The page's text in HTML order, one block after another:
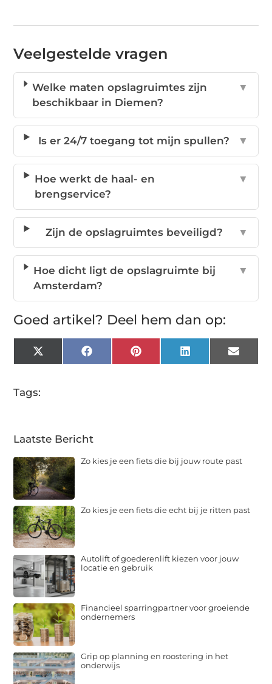
Veelgestelde vragen
Welke maten opslagruimtes zijn
beschikbaar in Diemen?
▼
Is er 24/7 toegang tot mijn spullen? ▼
Hoe werkt de haal- en
brengservice?
▼
Zijn de opslagruimtes beveiligd? ▼
Hoe dicht ligt de opslagruimte bij
Amsterdam?
▼
Goed artikel? Deel hem dan op:
X
(Twitter)
FacebookPinterestLinkedInEmail
Tags:
Laatste Bericht
Zo kies je een fiets die bij jouw route past
Zo kies je een fiets die echt bij je ritten past
Autolift of goederenlift kiezen voor jouw
locatie en gebruik
Financieel sparringpartner voor groeiende
ondernemers
Grip op planning en roostering in het
onderwijs